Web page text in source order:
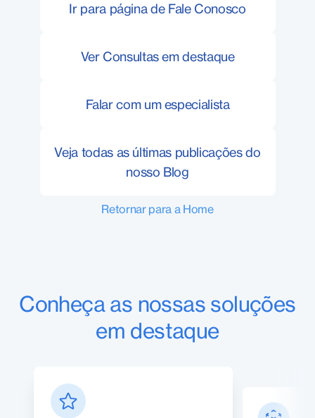
Ir para página de Fale Conosco
Ver Consultas em destaque
Falar com um especialista
Veja todas as últimas publicações do
nosso Blog
Retornar para a Home
Conheça as nossas soluções
em destaque